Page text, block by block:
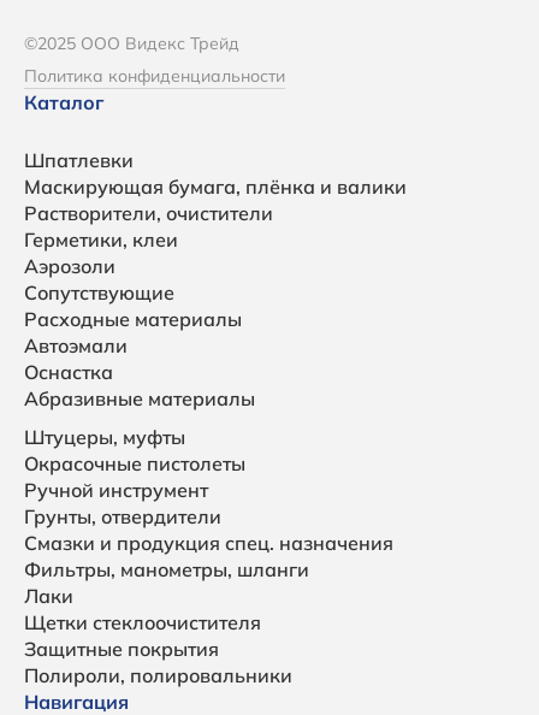
©2025 ООО Видекс Трейд
Политика конфиденциальности
Каталог
Шпатлевки
Маскирующая бумага, плёнка и валики
Растворители, очистители
Герметики, клеи
Аэрозоли
Сопутствующие
Расходные материалы
Автоэмали
Оснастка
Абразивные материалы
Штуцеры, муфты
Окрасочные пистолеты
Ручной инструмент
Грунты, отвердители
Смазки и продукция спец. назначения
Фильтры, манометры, шланги
Лаки
Щетки стеклоочистителя
Защитные покрытия
Полироли, полировальники
Навигация